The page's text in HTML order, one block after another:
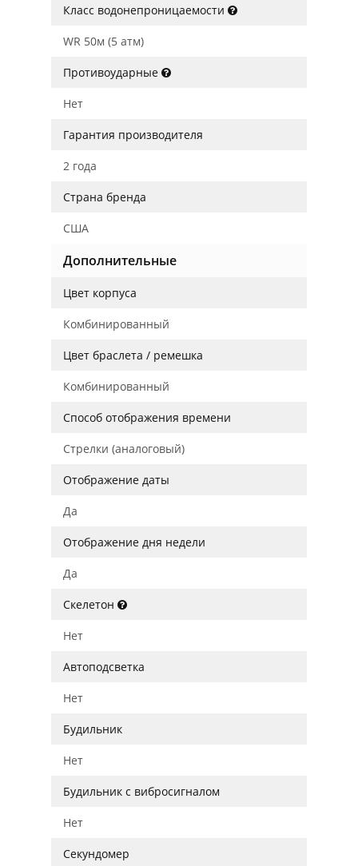
Класс водонепроницаемости
WR 50м (5 атм)
Противоударные
Нет
Гарантия производителя
2 года
Страна бренда
США
Дополнительные
Цвет корпуса
Комбинированный
Цвет браслета / ремешка
Комбинированный
Способ отображения времени
Стрелки (аналоговый)
Отображение даты
Да
Отображение дня недели
Да
Скелетон
Нет
Автоподсветка
Нет
Будильник
Нет
Будильник с вибросигналом
Нет
Секундомер